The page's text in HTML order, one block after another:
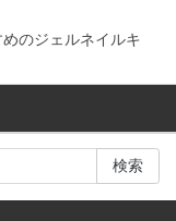
のジェルネイルキ